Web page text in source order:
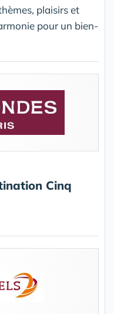
plaisirs et
pour un bien-
Cinq